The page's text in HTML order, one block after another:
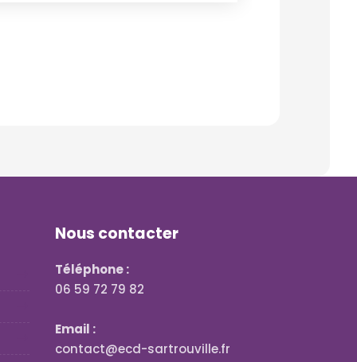
Nous contacter
Téléphone :
06 59 72 79 82
Email :
contact@ecd-sartrouville.fr